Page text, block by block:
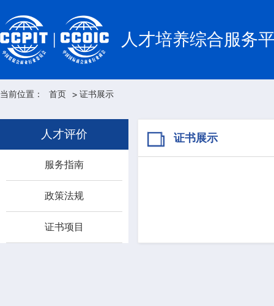
人才培养综合服务
当前位置： 首页 > 证书展示
人才评价
服务指南
政策法规
证书项目
证书展示